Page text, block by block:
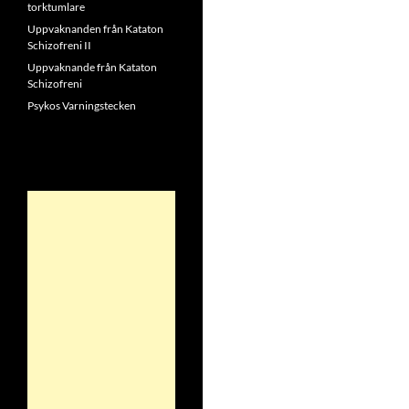
torktumlare
Uppvaknanden från Kataton
Schizofreni II
Uppvaknande från Kataton
Schizofreni
Psykos Varningstecken